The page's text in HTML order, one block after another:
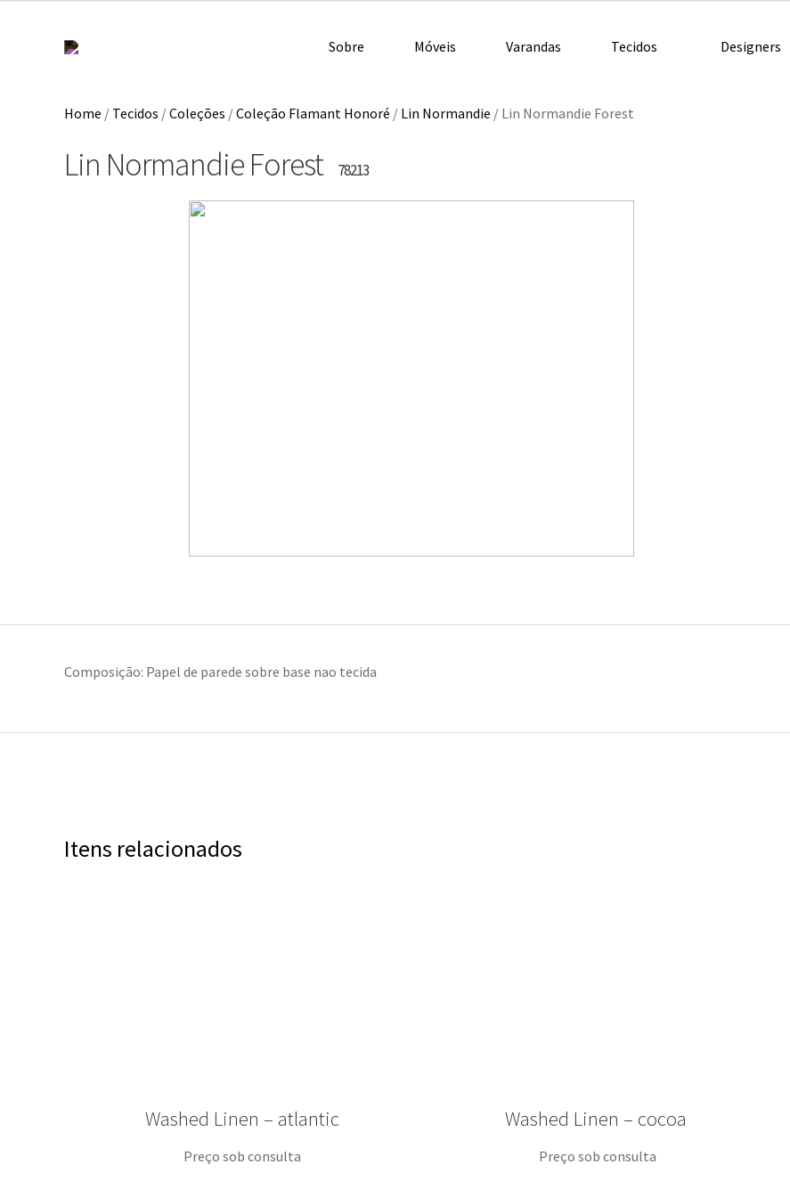
Sobre Móveis Varandas Tecidos Designers
Home / Tecidos /Coleções /Coleção Flamant Honoré / Lin Normandie / Lin Normandie Forest
Lin Normandie Forest 78213
Composição: Papel de parede sobre base nao tecida
Itens relacionados
Washed Linen – atlantic
Preço sob consulta
Washed Linen – cocoa
Preço sob consulta